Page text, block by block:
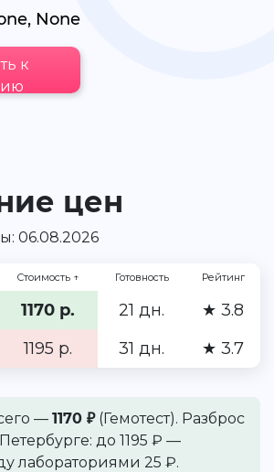
None
к
цен
06.08.2026
Стоимость ↑ Готовность Рейтинг
1170 р. 21 дн. ★ 3.8
1195 р. 31 дн. ★ 3.7
— 1170 ₽(Гемотест). Разброс
до 1195 ₽ —
лабораториями 25 ₽.